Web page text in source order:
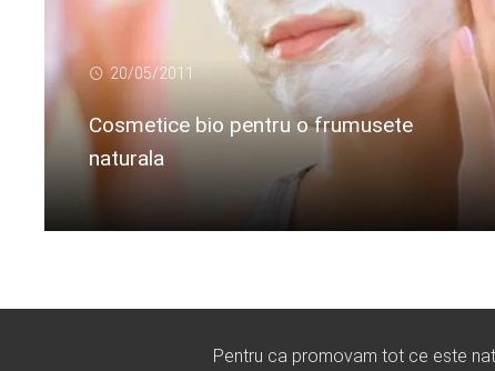
20/05/2011
Cosmetice bio pentru o frumusete
naturala
Pentru ca promovam tot ce este